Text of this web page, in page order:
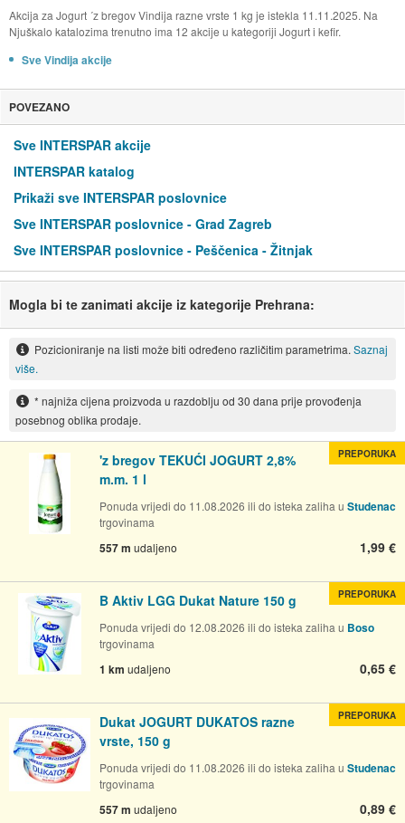
Akcija za Jogurt ´z bregov Vindija razne vrste 1 kg je istekla 11.11.2025. Na
Njuškalo katalozima trenutno ima 12 akcije u kategoriji Jogurt i kefir.
Sve Vindija akcije
POVEZANO
Sve INTERSPAR akcije
INTERSPAR katalog
Prikaži sve INTERSPAR poslovnice
Sve INTERSPAR poslovnice - Grad Zagreb
Sve INTERSPAR poslovnice - Peščenica - Žitnjak
Mogla bi te zanimati akcije iz kategorije Prehrana:
Pozicioniranje na listi može biti određeno različitim parametrima. Saznaj
više.
* najniža cijena proizvoda u razdoblju od 30 dana prije provođenja
posebnog oblika prodaje.
'z bregov TEKUĆI JOGURT 2,8%
m.m. 1 l
Ponuda vrijedi do 11.08.2026 ili do isteka zaliha u Studenac
trgovinama
557 m udaljeno 1,99 €
PREPORUKA
B Aktiv LGG Dukat Nature 150 g
Ponuda vrijedi do 12.08.2026 ili do isteka zaliha u Boso
trgovinama
1 km udaljeno 0,65 €
PREPORUKA
Dukat JOGURT DUKATOS razne
vrste, 150 g
Ponuda vrijedi do 11.08.2026 ili do isteka zaliha u Studenac
trgovinama
557 m udaljeno 0,89 €
PREPORUKA